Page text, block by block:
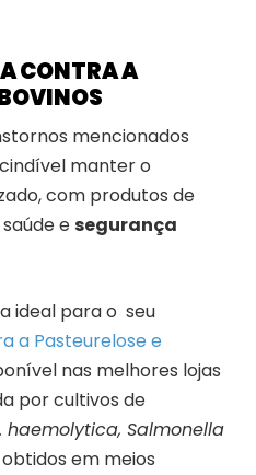
CONTRA A
mencionados
manter o
com produtos de
esegurança
ideal para o seu
a Pasteurelose e
nas melhores lojas
por cultivos de
haemolytica, Salmonella
obtidos em meios